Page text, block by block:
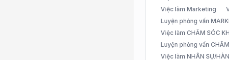
Việc làm Marketing
Luyện phỏng vấn
Việc làm CHĂM SÓC
Luyện phỏng vấn
Việc làm NHÂN SỰ/